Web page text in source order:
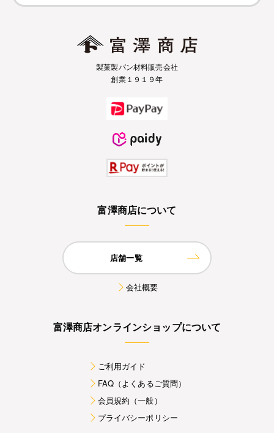
製菓製パン材料販売会社
創業１９１９年
富澤商店について
店舗一覧
会社概要
富澤商店オンラインショップについて
ご利用ガイド
FAQ（よくあるご質問）
会員規約（一般）
プライバシーポリシー